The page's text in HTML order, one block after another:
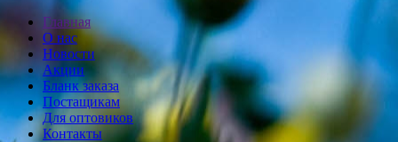
Главная
О нас
Новости
Акции
Бланк заказа
Постащикам
Для оптовиков
Контакты